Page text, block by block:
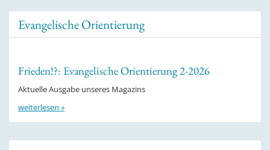
Evangelische Orientierung
Frieden!?: Evangelische Orientierung 2-2026
Aktuelle Ausgabe unseres Magazins
weiterlesen »